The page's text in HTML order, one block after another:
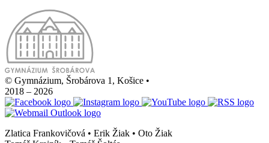
© Gymnázium, Šrobárova 1, Košice •
2018 – 2026
Zlatica Frankovičová • Erik Žiak • Oto Žiak